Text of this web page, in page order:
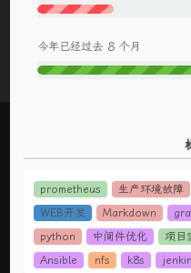
今年已经过去 8 个月
prometheus 生产环境故障
WEB开发
Markdown
python
中间件优化 项目
Ansible
nfs k8s